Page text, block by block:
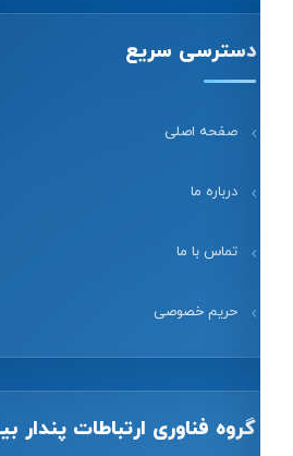
دسترسی سریع
صفحه اصلی
درباره ما
تماس با ما
حریم خصوصی
گروه فناوری ارتباطات پندار